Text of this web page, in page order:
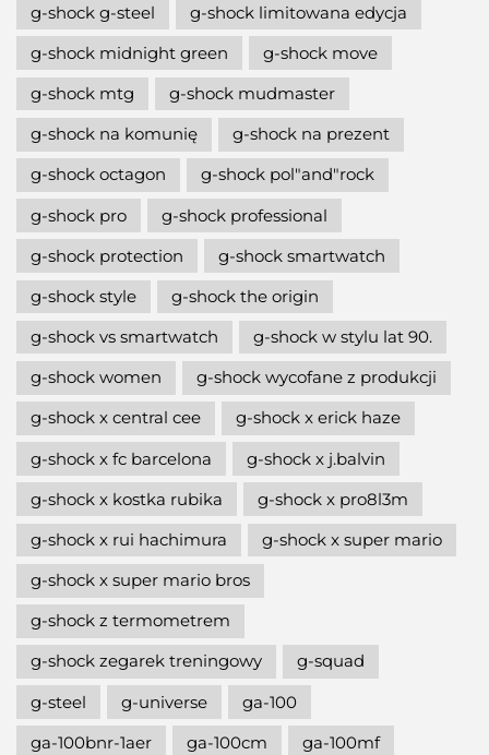
g-shock g-steel
g-shock limitowana edycja
g-shock midnight green
g-shock move
g-shock mtg
g-shock mudmaster
g-shock na komunię
g-shock na prezent
g-shock octagon
g-shock pol"and"rock
g-shock pro
g-shock professional
g-shock protection
g-shock smartwatch
g-shock style
g-shock the origin
g-shock vs smartwatch
g-shock w stylu lat 90.
g-shock women
g-shock wycofane z produkcji
g-shock x central cee
g-shock x erick haze
g-shock x fc barcelona
g-shock x j.balvin
g-shock x kostka rubika
g-shock x pro8l3m
g-shock x rui hachimura
g-shock x super mario
g-shock x super mario bros
g-shock z termometrem
g-shock zegarek treningowy
g-squad
g-steel
g-universe
ga-100
ga-100bnr-1aer
ga-100cm ga-100mf